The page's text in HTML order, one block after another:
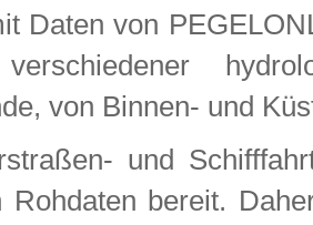
Daten von
verschiedener
von Binnen- und
und
Rohdaten bereit.